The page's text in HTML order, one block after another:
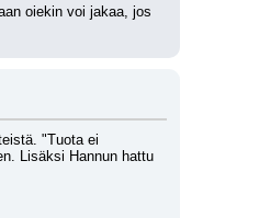
oiekin voi jakaa, jos
"Tuota ei
Lisäksi Hannun hattu